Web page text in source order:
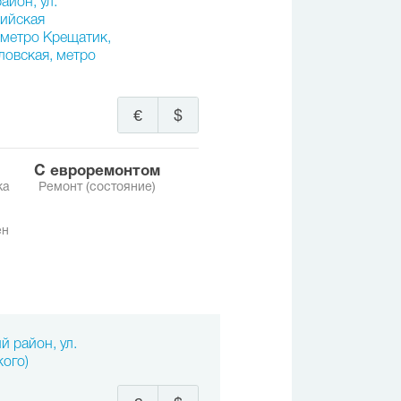
ул.
Крещатик,
метро
$
€
с евроремонтом
Ремонт (состояние)
район, ул.